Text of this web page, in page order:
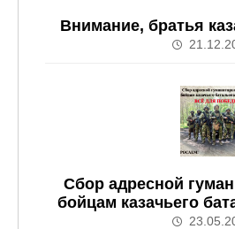
Внимание, братья
Сбор адресной
бойцам казачьего